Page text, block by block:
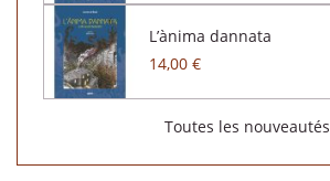
L’ànima dannata
14,00 €
Toutes les nouveautés